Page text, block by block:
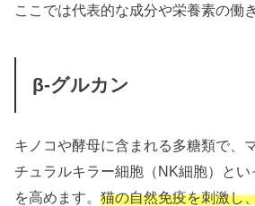
ここでは代表的な成分や栄養素の働
β-グルカン
キノコや酵母に含まれる多糖類で、
チュラルキラー細胞（NK細胞）とい
を高めます。猫の自然免疫を刺激し